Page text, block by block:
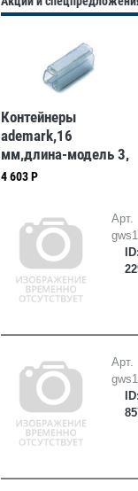
Контейнеры
ademark,16
мм,длина-модель 3,
AC-3-L16, в
4 603 Р
Арт.
ID:
Арт.
ID: